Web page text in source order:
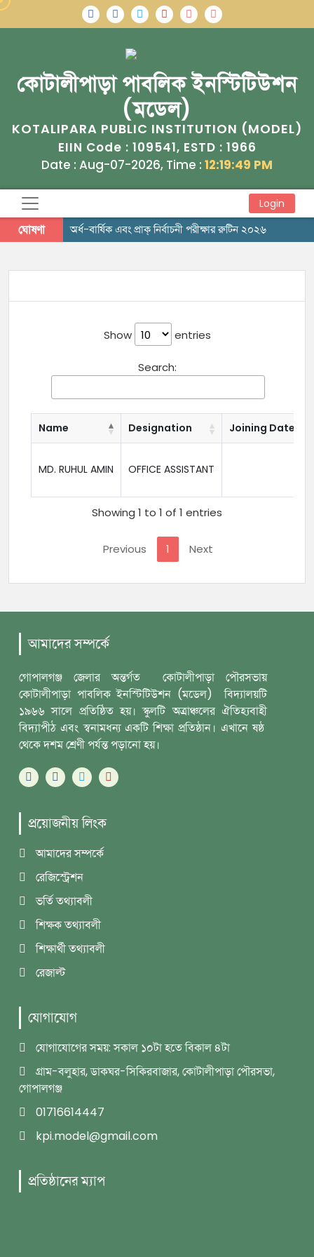
কোটালীপাড়া পাবলিক ইনস্টিটিউশন
(মডেল)
KOTALIPARA PUBLIC INSTITUTION (MODEL)
EIIN Code : 109541, ESTD : 1966
Date : Aug-07-2026, Time : 12:19:49 PM
Login
ঘোষণা অর্ধ-বার্ষিক এবং প্রাক্ নির্বাচনী পরীক্ষার রুটিন ২০২৬
Show entries
Search:
Name Designation Joining Date
MD. RUHUL AMIN OFFICE ASSISTANT
Showing 1 to 1 of 1 entries
Previous 1 Next
আমাদের সম্পর্কে
গোপালগঞ্জ জেলার অন্তর্গত কোটালীপাড়া পৌরসভায়
কোটালীপাড়া পাবলিক ইনস্টিটিউশন (মডেল) বিদ্যালয়টি
১৯৬৬ সালে প্রতিষ্ঠিত হয়। স্কুলটি অত্রাঞ্চলের ঐতিহ্যবাহী
বিদ্যাপীঠ এবং স্বনামধন্য একটি শিক্ষা প্রতিষ্ঠান। এখানে ষষ্ঠ
থেকে দশম শ্রেণী পর্যন্ত পড়ানো হয়।
প্রয়োজনীয় লিংক
আমাদের সম্পর্কে
রেজিস্ট্রেশন
ভর্তি তথ্যাবলী
শিক্ষক তথ্যাবলী
শিক্ষার্থী তথ্যাবলী
রেজাল্ট
যোগাযোগ
যোগাযোগের সময়: সকাল ১০টা হতে বিকাল ৪টা
গ্রাম-বলুহার, ডাকঘর-সিকিরবাজার, কোটালীপাড়া পৌরসভা,
গোপালগঞ্জ
01716614447
kpi.model@gmail.com
প্রতিষ্ঠানের ম্যাপ